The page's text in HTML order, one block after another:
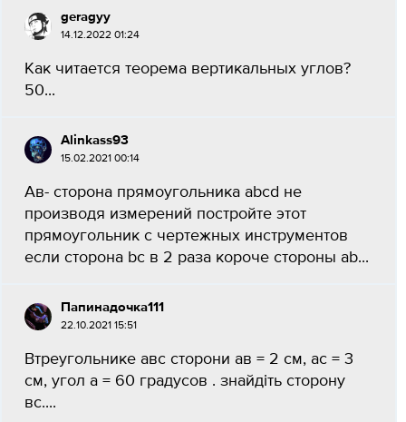
geragyy
14.12.2022 01:24
Как читается теорема вертикальных углов?
50...
Alinkass93
15.02.2021 00:14
Ав- сторона прямоугольника abcd не
производя измерений постройте этот
прямоугольник с чертежных инструментов
если сторона bc в 2 раза короче стороны ab...
Папинадочка111
22.10.2021 15:51
Втреугольнике авс сторони ав = 2 см, ас = 3
см, угол а = 60 градусов . знайдіть сторону
вс....